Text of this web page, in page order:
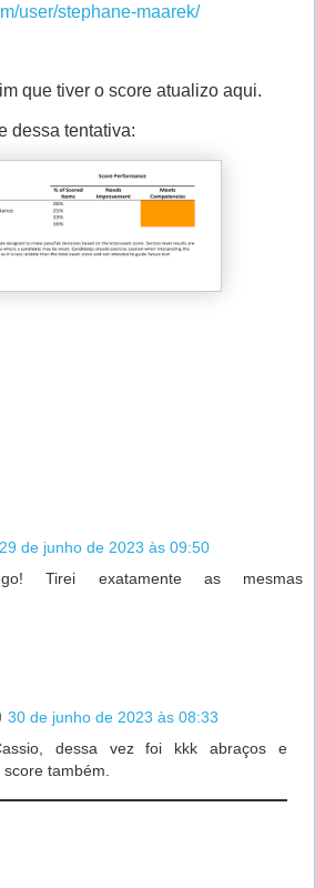
user/stephane-maarek/
que tiver o score atualizo aqui.
dessa tentativa:
29 de junho de 2023 às 09:50
Tirei exatamente as mesmas
30 de junho de 2023 às 08:33
dessa vez foi kkk abraços e
também.